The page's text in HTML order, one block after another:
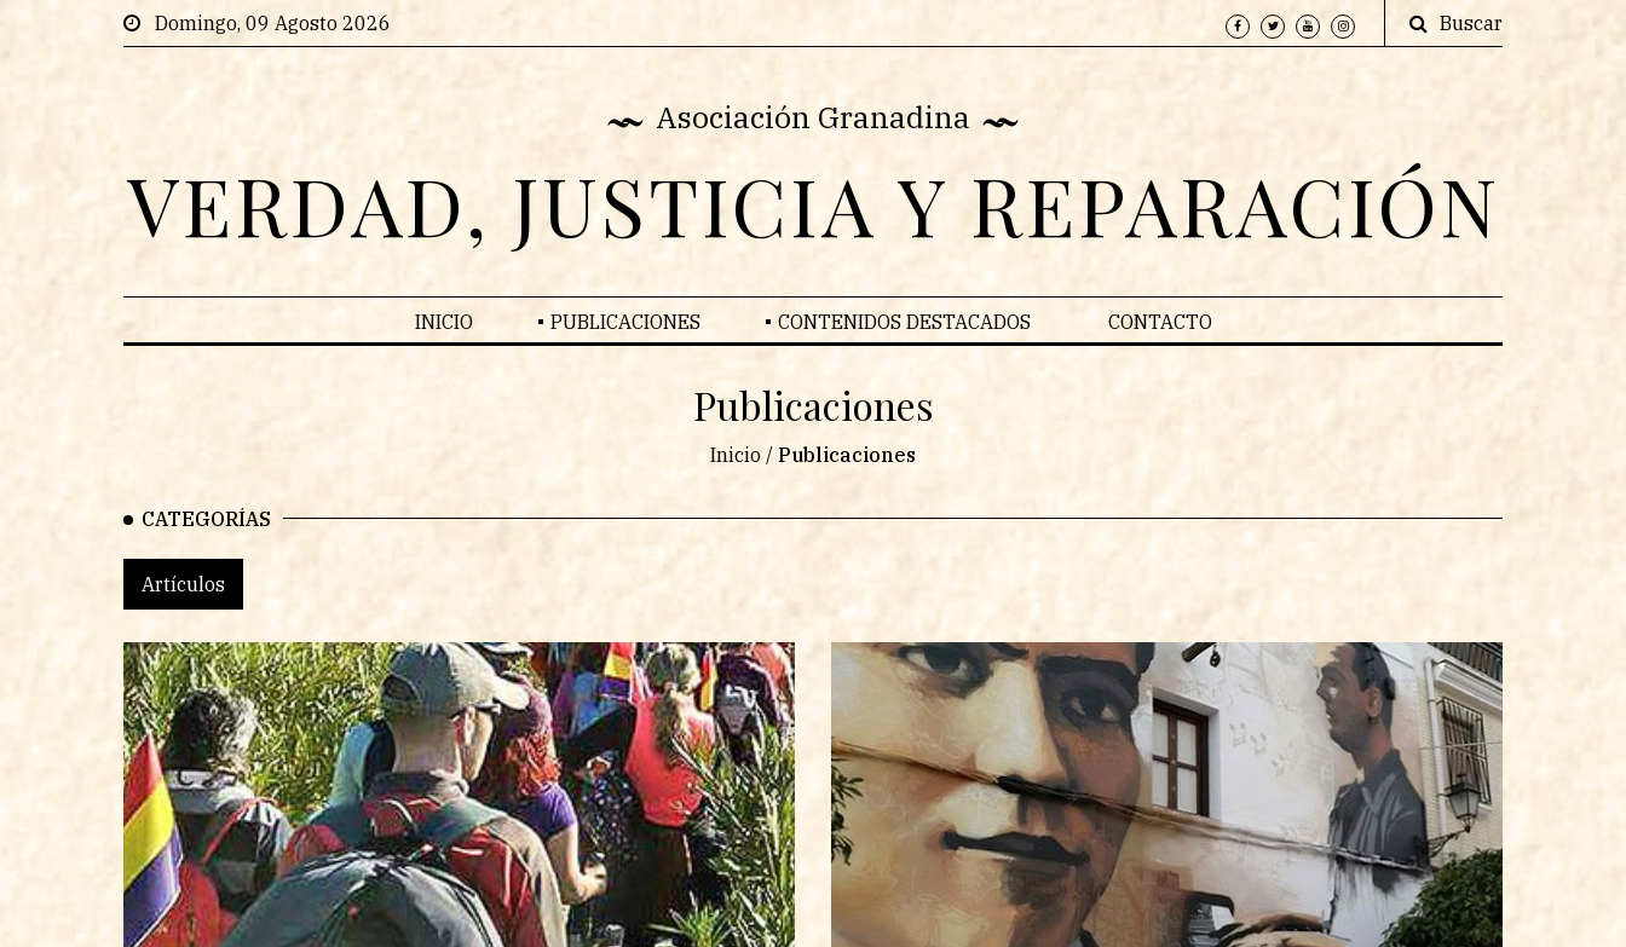
Domingo, 09 Agosto 2026 Buscar
Asociación Granadina
VERDAD, JUSTICIA Y REPARACIÓN
INICIO PUBLICACIONES CONTENIDOS DESTACADOS CONTACTO
Publicaciones
Inicio / Publicaciones
CATEGORÍAS
Artículos